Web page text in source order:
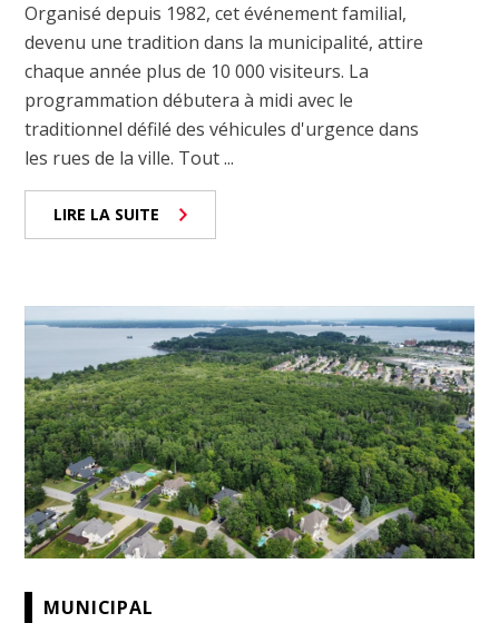
Organisé depuis 1982, cet événement familial,
devenu une tradition dans la municipalité, attire
chaque année plus de 10 000 visiteurs. La
programmation débutera à midi avec le
traditionnel défilé des véhicules d'urgence dans
les rues de la ville. Tout ...
LIRE LA SUITE
MUNICIPAL